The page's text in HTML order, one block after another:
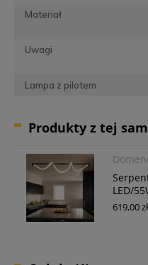
Materiał
Uwagi
Lampa z pilotem
Produkty z tej
LED/
619,00 zł